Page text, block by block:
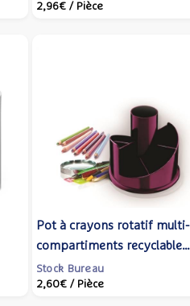
Atlantique
2,96€ / Pièce
Pot à crayons rotatif multi-
compartiments recyclable
Violet - CODAMEX
Stock Bureau
2,60€ / Pièce